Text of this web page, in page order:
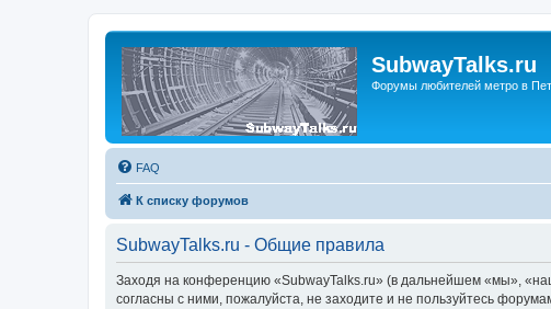
SubwayTalks.ru
Форумы любителей метро в
FAQ
К списку форумов
SubwayTalks.ru - Общие правила
Заходя на конференцию «SubwayTalks.ru» (в дальнейшем «мы»,
согласны с ними, пожалуйста, не заходите и не пользуйтесь